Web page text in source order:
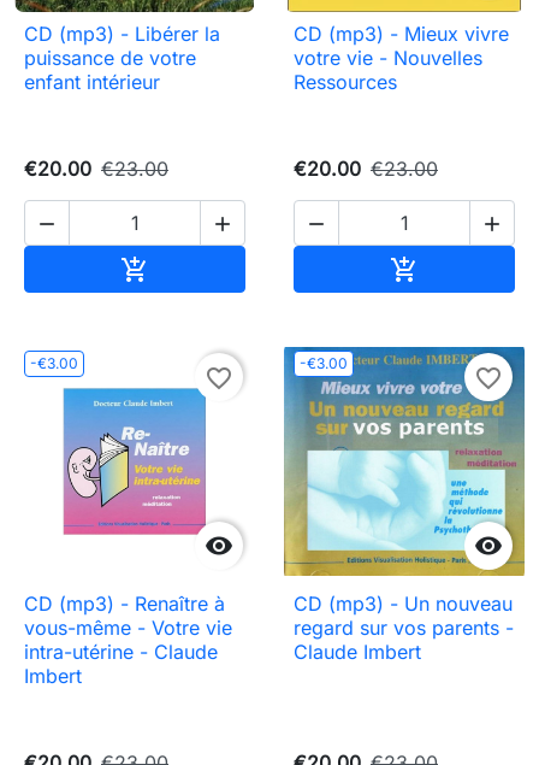
CD (mp3) - Libérer la
puissance de votre
enfant intérieur
€20.00 €23.00
 

CD (mp3) - Mieux vivre
votre vie - Nouvelles
Ressources
€20.00 €23.00
 

-€3.00

favorite_border
CD (mp3) - Renaître à
vous-même - Votre vie
intra-utérine - Claude
Imbert
-€3.00

favorite_border
CD (mp3) - Un nouveau
regard sur vos parents -
Claude Imbert